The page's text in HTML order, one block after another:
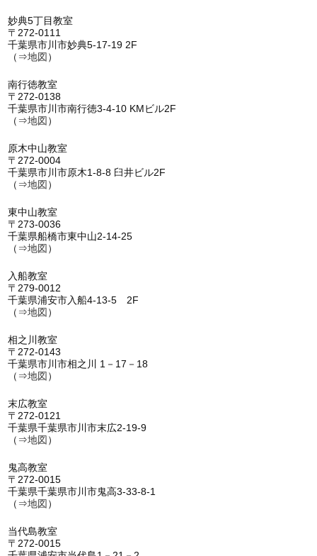
妙典5丁目教室
〒272-0111
千葉県市川市妙典5-17-19 2F
（⇒地図 ）
南行徳教室
〒272-0138
千葉県市川市南行徳3-4-10 KMビル2F
（⇒地図 ）
原木中山教室
〒272-0004
千葉県市川市原木1-8-8 臼井ビル2F
（⇒地図 ）
東中山教室
〒273-0036
千葉県船橋市東中山2-14-25
（⇒地図 ）
入船教室
〒279-0012
千葉県浦安市入船4-13-5 2F
（⇒地図 ）
相之川教室
〒272-0143
千葉県市川市相之川 1－17－18
（⇒地図 ）
末広教室
〒272-0121
千葉県千葉県市川市末広2-19-9
（⇒地図 ）
鬼高教室
〒272-0015
千葉県千葉県市川市鬼高3-33-8-1
（⇒地図 ）
当代島教室
〒272-0015